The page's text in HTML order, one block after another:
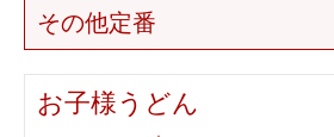
その他定番
お子様うどん